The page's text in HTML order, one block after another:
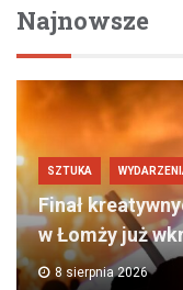
Najnowsze
SZTUKA
Finał
w Łomży już
8 sierpnia 2026